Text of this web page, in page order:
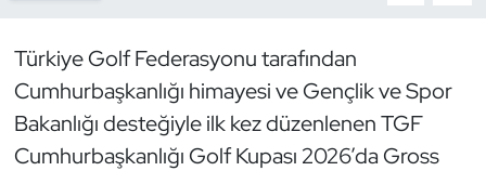
Türkiye Golf Federasyonu tarafından
Cumhurbaşkanlığı himayesi ve Gençlik ve Spor
Bakanlığı desteğiyle ilk kez düzenlenen TGF
Cumhurbaşkanlığı Golf Kupası 2026’da Gross
Dövüş Sanatı
E-Spor